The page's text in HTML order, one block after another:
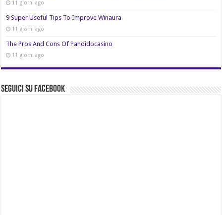
11 giorni ago
9 Super Useful Tips To Improve Winaura
11 giorni ago
The Pros And Cons Of Pandidocasino
11 giorni ago
Seguici su Facebook